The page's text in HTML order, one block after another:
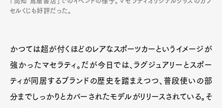
セルくじも好評だった。
かつては超が付くほどのレアなスポーツカーというイメージが
強かったマセラティ。だが今日では、ラグジュアリーとスポー
ティが同居するブランドの歴史を踏まえつつ、普段使いの部
分までしっかりとカバーされたモデルがリリースされている。そ